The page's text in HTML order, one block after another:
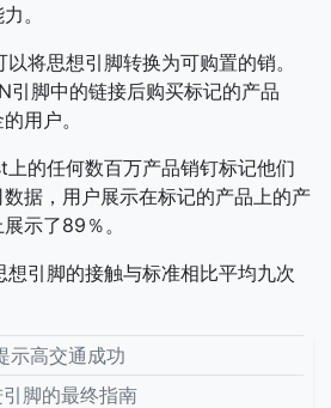
。
将思想引脚转换为可购置的销。
引脚中的链接后购买标记的产品
用户。
的任何数百万产品销钉标记他们
据，用户展示在标记的产品上的产
示了89％。
引脚的接触与标准相比平均九次
示高交通成功
脚的最终指南